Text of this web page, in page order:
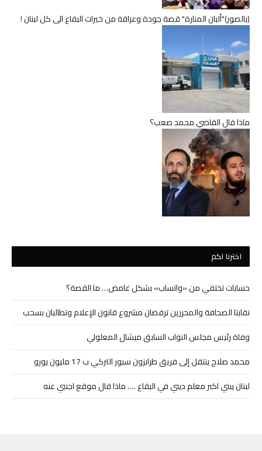
(بالصور)"ألبان المنارة" قصة جودة وعراقة من خيرات البقاع الى كل لبنان !
ماذا قال القاضي محمد صعب؟
اخترنا لكم
حسابات تختفي من «واتساب» بشكل غامض… ما القصة؟
نقابتا الصحافة والمحررين ترفضان مشروع قانون الإعلام وتطالبان بسحب
وفاة رئيس مجلس النواب السابق ميشال المعلولي
محمد صلاح ينتقل إلى فريق طرابزون سبور التركي ب 17 مليون يورو
لبنان يبني اكبر معلم ديني في البقاع …. ماذا قال موقع اجنبي عنه